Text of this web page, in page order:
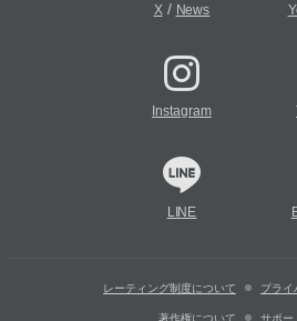
X/ News
Instagram
LINE
レーティング制度について プライ
著作権について サポー